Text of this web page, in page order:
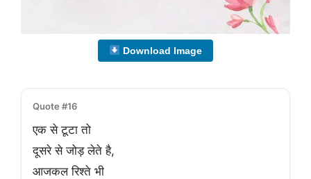
Download Image
Quote #16
एक से टूटा तो
दूसरे से जोड़ लेते है,
आजकल रिश्ते भी